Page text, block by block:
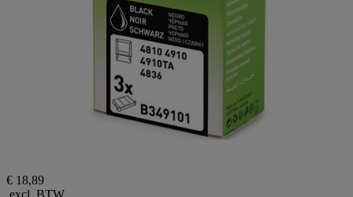
€ 18,89
excl. BTW